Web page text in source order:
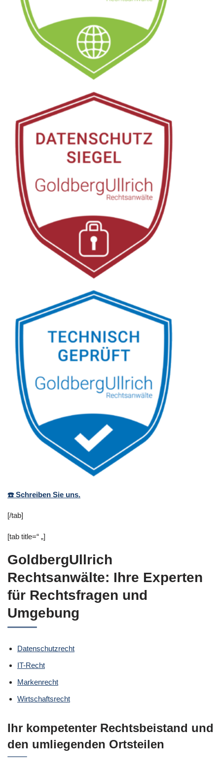
☎️ Schreiben Sie uns.
[/tab]
[tab title=“ „]
GoldbergUllrich
Rechtsanwälte: Ihre Experten
für Rechtsfragen und
Umgebung
Datenschutzrecht
IT-Recht
Markenrecht
Wirtschaftsrecht
Ihr kompetenter Rechtsbeistand und
den umliegenden Ortsteilen